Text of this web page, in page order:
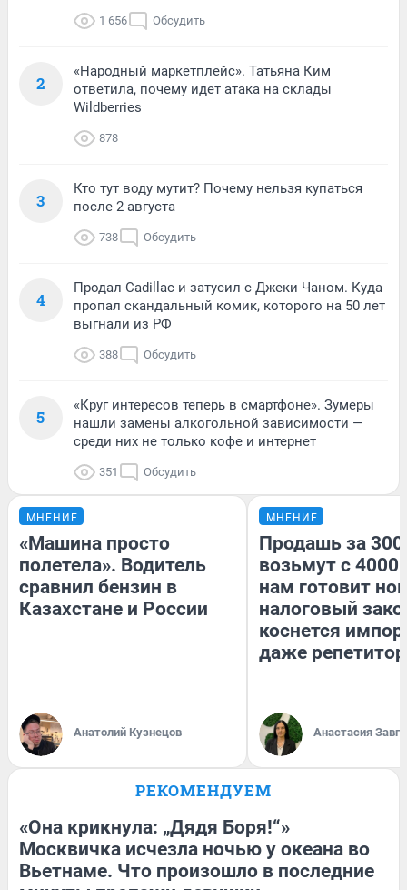
1 656 Обсудить
2
«Народный маркетплейс». Татьяна Ким
ответила, почему идет атака на склады
Wildberries
878
3
Кто тут воду мутит? Почему нельзя купаться
после 2 августа
738 Обсудить
4
Продал Cadillac и затусил с Джеки Чаном. Куда
пропал скандальный комик, которого на 50 лет
выгнали из РФ
388 Обсудить
5
«Круг интересов теперь в смартфоне». Зумеры
нашли замены алкогольной зависимости —
среди них не только кофе и интернет
351 Обсудить
МНЕНИЕ
«Машина просто
полетела». Водитель
сравнил бензин в
Казахстане и России
Анатолий Кузнецов
МНЕНИЕ
Продашь за
возьмут с
нам готовит
налоговый
коснется
даже
Анастасия
РЕКОМЕНДУЕМ
«Она крикнула: „Дядя Боря!“»
Москвичка исчезла ночью у океана во
Вьетнаме. Что произошло в последние